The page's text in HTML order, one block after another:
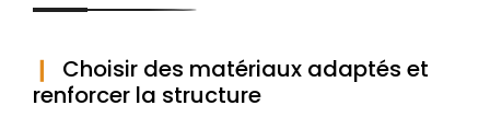
Choisir des matériaux adaptés et
renforcer la structure